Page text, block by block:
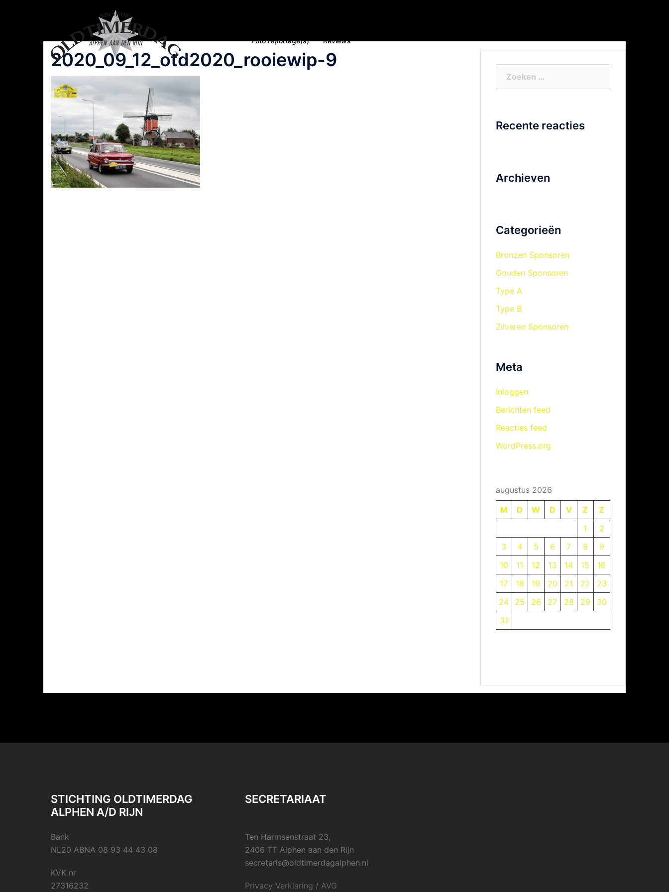
Foto reportage(s)
Reviews
2020_09_12_otd2020_rooiewip-9
Recente reacties
Archieven
Categorieën
Bronzen Sponsoren
Gouden Sponsoren
Type A
Type B
Zilveren Sponsoren
Meta
Inloggen
Berichten feed
Reacties feed
WordPress.org
augustus 2026
M
D W D V Z
Z
1
2
3
4 5 6 7 8
9
10
11 12 13 14 15
16
17
18 19 20 21 22
23
24
25 26 27 28 29
30
31
STICHTING OLDTIMERDAG
ALPHEN A/D RIJN
Bank
NL20 ABNA 08 93 44 43 08
KVK nr
27316232
SECRETARIAAT
Ten Harmsenstraat 23,
2406 TT Alphen aan den Rijn
secretaris@oldtimerdagalphen.nl
Privacy Verklaring / AVG